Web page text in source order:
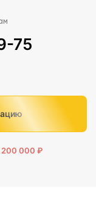
75
200 000 ₽